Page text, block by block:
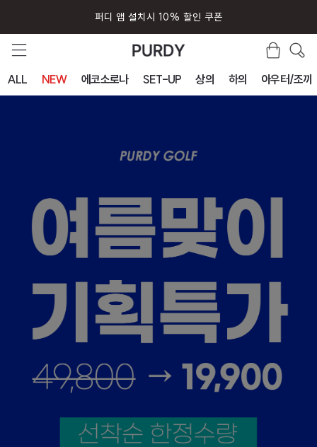
퍼디 앱 설치시 10% 할인 쿠폰
ALL NEW 에코소로나 SET-UP 상의 하의 아우터/조끼